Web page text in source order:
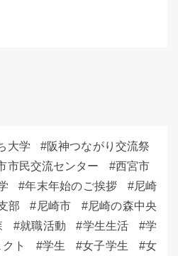
大学
阪神つながり交流祭
市民交流センター
西宮市
年末年始のご挨拶
尼崎
部
尼崎市
尼崎の森中央
就職活動 学生生活
学
ト 学生 女子学生
女